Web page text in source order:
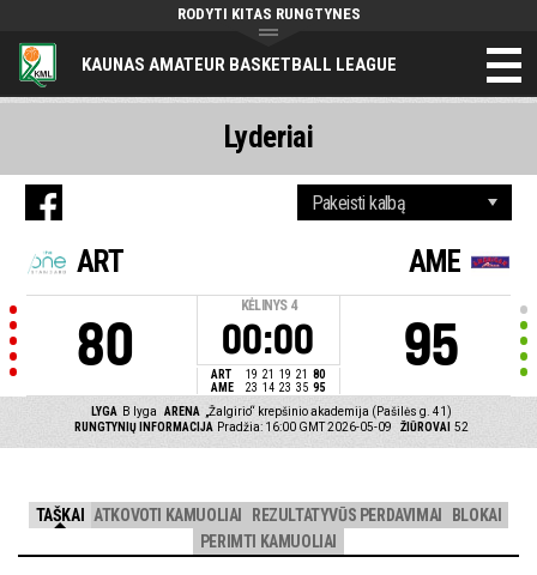
KAUNAS AMATEUR BASKETBALL LEAGUE
RODYTI KITAS RUNGTYNES
ART
80
KĖLINYS 4
00:00
ART 19 21 19 21 80
AME
23 14 23 35 95
AME
95
LYGA B lyga ARENA
„Žalgirio“ krepšinio akademija (Pašilės g. 41)
RUNGTYNIŲ INFORMACIJA Pradžia: 16:00 GMT 2026-05-09 ŽIŪROVAI 52
Lyderiai
TAŠKAI ATKOVOTI KAMUOLIAI REZULTATYVŪS PERDAVIMAI
BLOKAI
PERIMTI KAMUOLIAI